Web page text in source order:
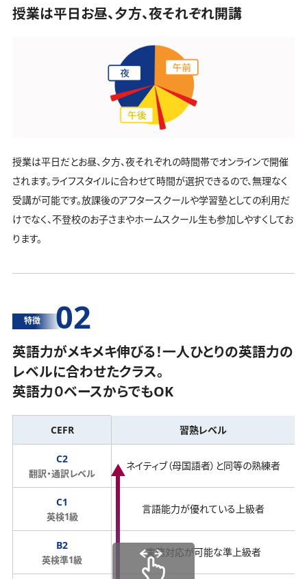
授業は平日お昼、夕方、夜それぞれ開講
授業は平日だとお昼、夕方、夜それぞれの時間帯でオンラインで開催
されます。ライフスタイルに合わせて時間が選択できるので、無理なく
受講が可能です。放課後のアフタースクールや学習塾としての利用だ
けでなく、不登校のお子さまやホームスクール生も参加しやすくしてお
ります。
特徴 02
英語力がメキメキ伸びる！一人ひとりの英語力の
レベルに合わせたクラス。
英語力０ベースからでもOK
CEFR 習熟レベル
C2
翻訳・通訳レベル
ネイティブ（母国語者）と同等の熟練者
C1
英検1級
言語能力が優れている上級者
B2
英検準1級
実務対応が可能な準上級者